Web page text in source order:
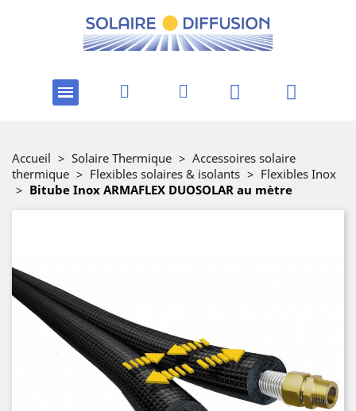
Accueil > Solaire Thermique > Accessoires solaire
thermique > Flexibles solaires & isolants > Flexibles Inox
> Bitube Inox ARMAFLEX DUOSOLAR au mètre